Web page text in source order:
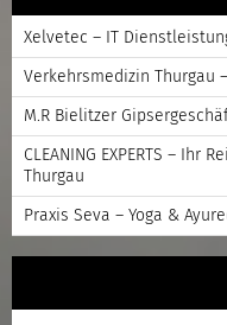
Xelvetec – IT
Verkehrsmedizin Thurgau
M.R Bielitzer
CLEANING EXPERTS – Ihr
Thurgau
Praxis Seva – Yoga &